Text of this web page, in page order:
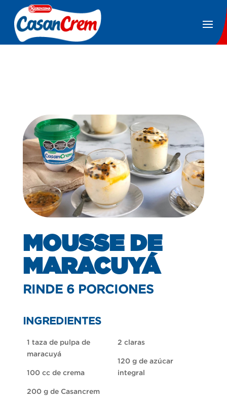
MOUSSE DE
MARACUYÁ
RINDE 6 PORCIONES
INGREDIENTES
1 taza de pulpa de
maracuyá
100 cc de crema
200 g de Casancrem
2 claras
120 g de azúcar
integral